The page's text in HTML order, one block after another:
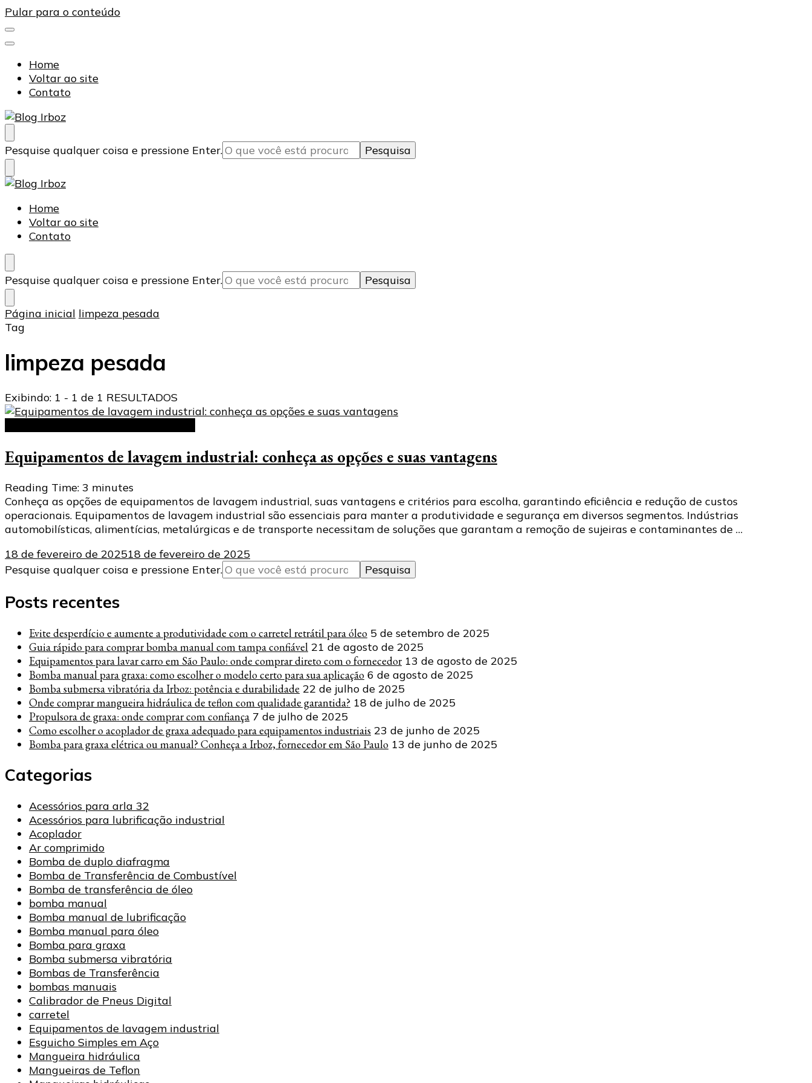
Pular para o conteúdo
Home
Voltar ao site
Contato
Blog Irboz
Blog de Lubrificação Industrial
Procurando
algo?
Pesquise qualquer coisa e pressione Enter.
Blog Irboz
Blog de Lubrificação Industrial
Home
Voltar ao site
Contato
Procurando
algo?
Pesquise qualquer coisa e pressione Enter.
Página inicial limpeza pesada
Tag
limpeza pesada
Exibindo: 1 - 1 de 1 RESULTADOS
Equipamentos de lavagem industrial: conheça as opções e suas vantagens
Reading Time: 3 minutes
Conheça as opções de equipamentos de lavagem industrial, suas vantagens e critérios para escolha, garantindo eficiência e redução de custos
operacionais. Equipamentos de lavagem industrial são essenciais para manter a produtividade e segurança em diversos segmentos. Indústrias
automobilísticas, alimentícias, metalúrgicas e de transporte necessitam de soluções que garantam a remoção de sujeiras e contaminantes de …
18 de fevereiro de 202518 de fevereiro de 2025
Procurando
Pesquise qualquer coisa e pressione Enter.
Posts recentes
Evite desperdício e aumente a produtividade com o carretel retrátil para óleo 5 de setembro de 2025
Guia rápido para comprar bomba manual com tampa confiável 21 de agosto de 2025
Equipamentos para lavar carro em São Paulo: onde comprar direto com o fornecedor 13 de agosto de 2025
Bomba manual para graxa: como escolher o modelo certo para sua aplicação 6 de agosto de 2025
Bomba submersa vibratória da Irboz: potência e durabilidade 22 de julho de 2025
Onde comprar mangueira hidráulica de teflon com qualidade garantida? 18 de julho de 2025
Propulsora de graxa: onde comprar com confiança 7 de julho de 2025
Como escolher o acoplador de graxa adequado para equipamentos industriais 23 de junho de 2025
Bomba para graxa elétrica ou manual? Conheça a Irboz, fornecedor em São Paulo 13 de junho de 2025
Categorias
Acessórios para arla 32
Acessórios para lubrificação industrial
Acoplador
Ar comprimido
Bomba de duplo diafragma
Bomba de Transferência de Combustível
Bomba de transferência de óleo
bomba manual
Bomba manual de lubrificação
Bomba manual para óleo
Bomba para graxa
Bomba submersa vibratória
Bombas de Transferência
bombas manuais
Calibrador de Pneus Digital
carretel
Equipamentos de lavagem industrial
Esguicho Simples em Aço
Mangueira hidráulica
Mangueiras de Teflon